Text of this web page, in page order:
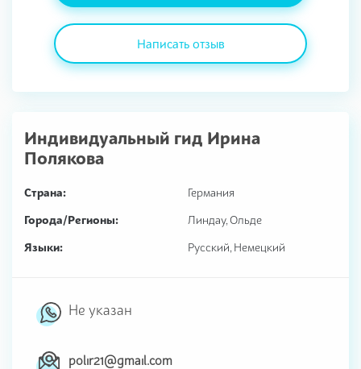
Написать отзыв
Индивидуальный гид Ирина
Полякова
Страна:
Германия
Города/Регионы:
Линдау, Ольде
Языки:
Русский, Немецкий
Не указан
polir21@gmail.com